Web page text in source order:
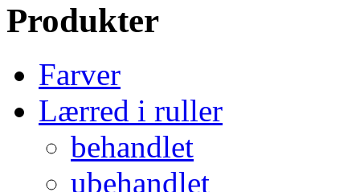
Produkter
Farver
Lærred i ruller
behandlet
ubehandlet